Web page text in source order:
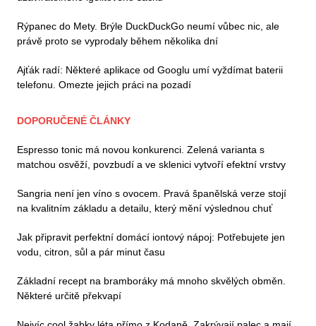
Rýpanec do Mety. Brýle DuckDuckGo neumí vůbec nic, ale
právě proto se vyprodaly během několika dní
Ajťák radí: Některé aplikace od Googlu umí vyždímat baterii
telefonu. Omezte jejich práci na pozadí
DOPORUČENÉ ČLÁNKY
Espresso tonic má novou konkurenci. Zelená varianta s
matchou osvěží, povzbudí a ve sklenici vytvoří efektní vrstvy
Sangria není jen víno s ovocem. Pravá španělská verze stojí
na kvalitním základu a detailu, který mění výslednou chuť
Jak připravit perfektní domácí iontový nápoj: Potřebujete jen
vodu, citron, sůl a pár minut času
Základní recept na bramboráky má mnoho skvělých obměn.
Některé určitě překvapí